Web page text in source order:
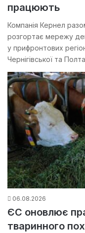
працюють
Компанія Кернел
розгортає мережу
у прифронтових
Чернігівської та
06.08.2026
ЄС оновлює
тваринного